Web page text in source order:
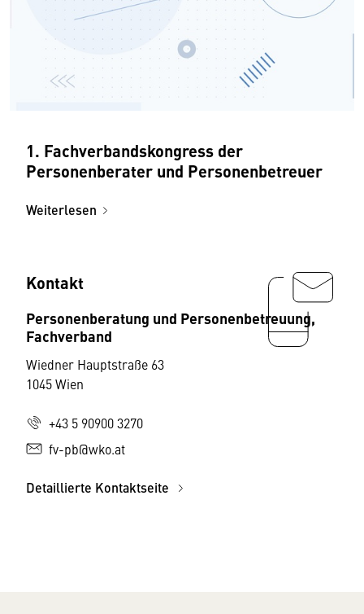
1. Fachverbandskongress der
Personenberater und Personenbetreuer
Weiterlesen
Kontakt
Personenberatung und Personenbetreuung,
Fachverband
Wiedner Hauptstraße 63
1045 Wien
+43 5 90900 3270
fv-pb@wko.at
Detaillierte Kontaktseite